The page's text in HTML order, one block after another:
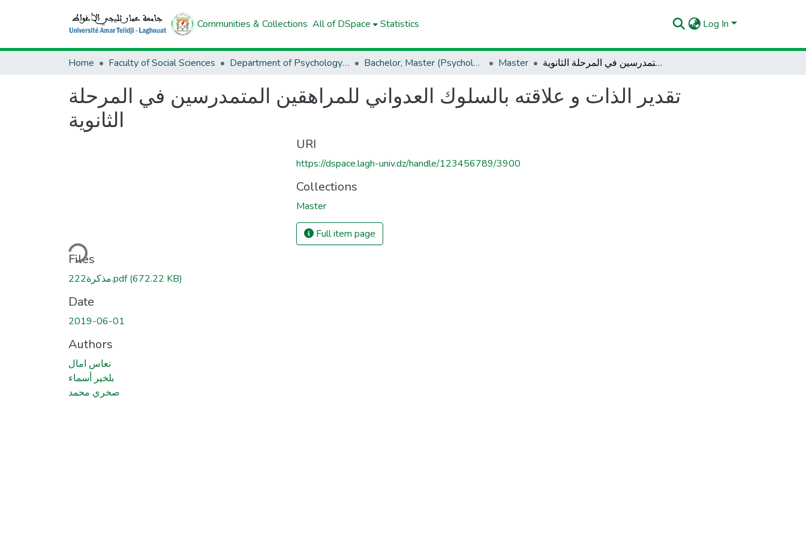
Communities & Collections All of DSpace Statistics Log In
Home Faculty of Social Sciences Department of Psychology And Educational Sciences And Orthoponia Bachelor, Master (Psychology And Educational Sciences And Orthoponia) Master تقدير الذات و علاقته بالسلوك العدواني للمراهقين المتمدرسين في المرحلة الثانوية
تقدير الذات و علاقته بالسلوك العدواني للمراهقين المتمدرسين في المرحلة
الثانوية
Loading...
Files
مذكرة222.pdf(672.22 KB)
Date
2019-06-01
Authors
نعاس امال
بلخير أسماء
صخري محمد
URI
https://dspace.lagh-univ.dz/handle/123456789/3900
Collections
Master
Full item page